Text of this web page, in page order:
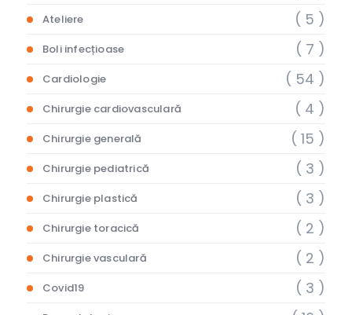
Ateliere ( 5 )
Boli infecțioase ( 7 )
Cardiologie ( 54 )
Chirurgie cardiovasculară ( 4 )
Chirurgie generală ( 15 )
Chirurgie pediatrică ( 3 )
Chirurgie plastică ( 3 )
Chirurgie toracică ( 2 )
Chirurgie vasculară ( 2 )
Covid19 ( 3 )